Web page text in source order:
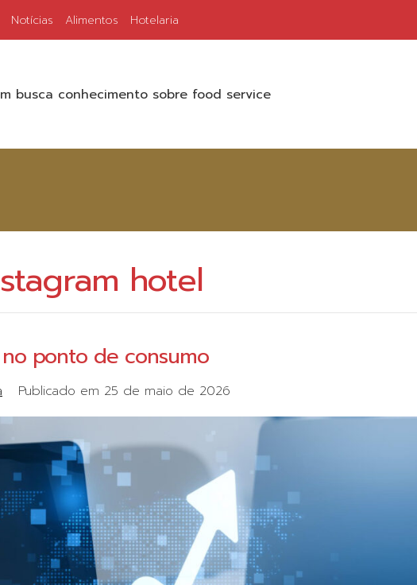
Notícias Alimentos Hotelaria
busca conhecimento sobre food service
hotel
ponto de consumo
Publicado em 25 de maio de 2026